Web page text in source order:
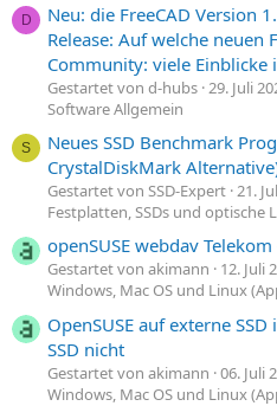
D
Neu: die FreeCAD Version
Release: Auf welche neuen
Community: viele Einblicke
Gestartet von d-hubs 29. Juli
Software Allgemein
S
Neues SSD Benchmark
CrystalDiskMark
Gestartet von SSD-Expert 21.
Festplatten, SSDs und optische
openSUSE webdav
Gestartet von akimann 12. Juli
Windows, Mac OS und Linux
OpenSUSE auf externe
SSD nicht
Gestartet von akimann 06. Juli
Windows, Mac OS und Linux